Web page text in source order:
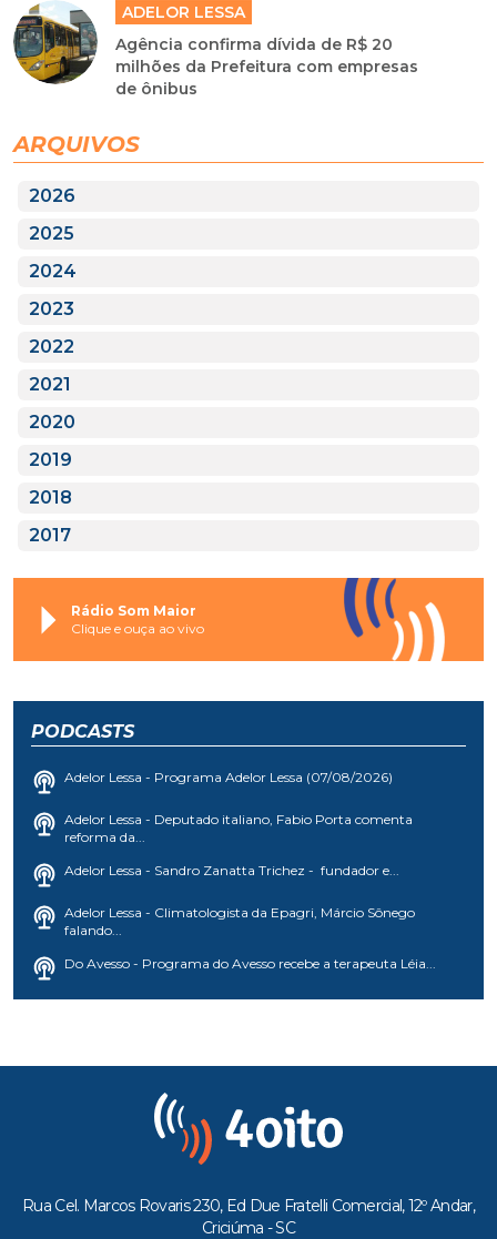
ADELOR LESSA
Agência confirma dívida de R$ 20
milhões da Prefeitura com empresas
de ônibus
ARQUIVOS
2026
2025
2024
2023
2022
2021
2020
2019
2018
2017
Rádio Som Maior
Clique e ouça ao vivo
PODCASTS
Adelor Lessa - Programa Adelor Lessa (07/08/2026)
Adelor Lessa - Deputado italiano, Fabio Porta comenta
reforma da...
Adelor Lessa - Sandro Zanatta Trichez - fundador e...
Adelor Lessa - Climatologista da Epagri, Márcio Sônego
falando...
Do Avesso - Programa do Avesso recebe a terapeuta Léia...
Rua Cel. Marcos Rovaris 230, Ed Due Fratelli Comercial, 12º Andar,
Criciúma - SC